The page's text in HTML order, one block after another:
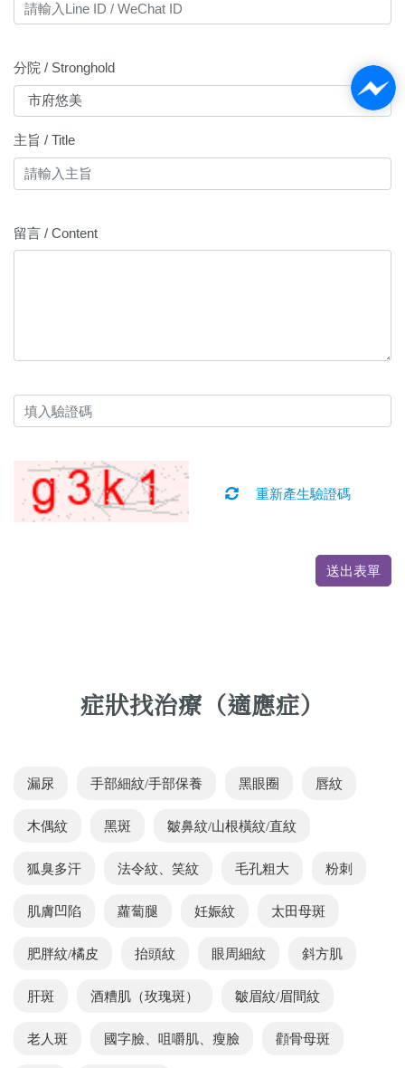
分院 / Stronghold
主旨 / Title
留言 / Content
重新產生驗證碼
送出表單
症狀找治療（適應症）
漏尿 手部細紋/手部保養 黑眼圈 唇紋
木偶紋 黑斑 皺鼻紋/山根橫紋/直紋
狐臭多汗 法令紋、笑紋 毛孔粗大 粉刺
肌膚凹陷 蘿蔔腿 妊娠紋 太田母斑
肥胖紋/橘皮 抬頭紋 眼周細紋 斜方肌
肝斑 酒糟肌（玫瑰斑） 皺眉紋/眉間紋
老人斑 國字臉、咀嚼肌、瘦臉 顴骨母斑